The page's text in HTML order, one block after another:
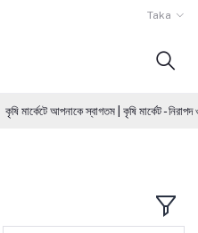
Taka
কৃষি মার্কেটে আপনাকে স্বাগতম | কৃষি মার্কেট -